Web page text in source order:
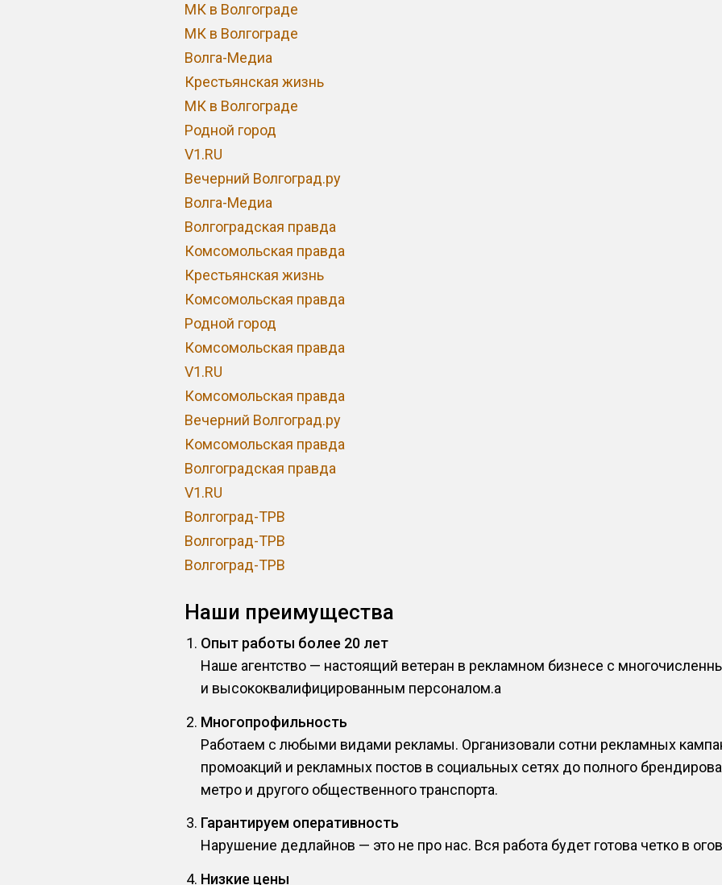
МК в Волгограде
МК в Волгограде
Волга-Медиа
Крестьянская жизнь
МК в Волгограде
Родной город
V1.RU
Вечерний Волгоград.ру
Волга-Медиа
Волгоградская правда
Комсомольская правда
Крестьянская жизнь
Комсомольская правда
Родной город
Комсомольская правда
V1.RU
Комсомольская правда
Вечерний Волгоград.ру
Комсомольская правда
Волгоградская правда
V1.RU
Волгоград-ТРВ
Волгоград-ТРВ
Волгоград-ТРВ
Наши преимущества
Опыт работы более 20 лет
Наше агентство — настоящий ветеран в рекламном бизнесе с
и высококвалифицированным персоналом.a
Многопрофильность
Работаем с любыми видами рекламы. Организовали сотни рекламных
промоакций и рекламных постов в социальных сетях до полного
метро и другого общественного транспорта.
Гарантируем оперативность
Нарушение дедлайнов — это не про нас. Вся работа будет готова четко в
Низкие цены